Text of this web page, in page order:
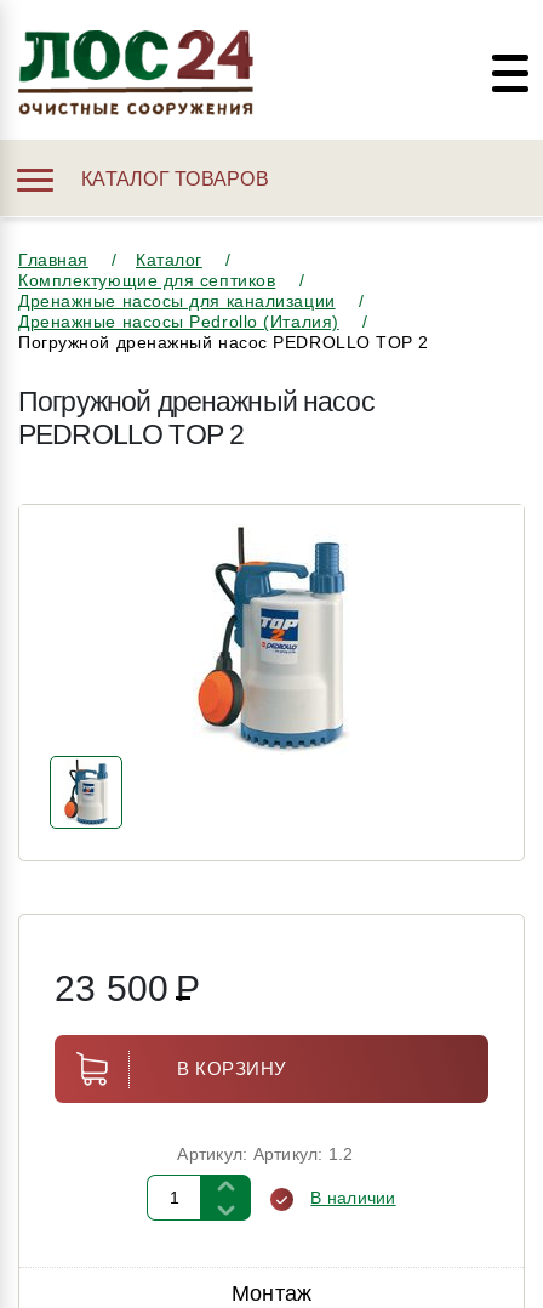
КАТАЛОГ ТОВАРОВ
Главная
Каталог
Комплектующие для септиков
Дренажные насосы для канализации
Дренажные насосы Pedrollo (Италия)
Погружной дренажный насос PEDROLLO TOP 2
Погружной дренажный насос
PEDROLLO TOP 2
23 500 Р
В КОРЗИНУ
Артикул: Артикул: 1.2
В наличии
Монтаж